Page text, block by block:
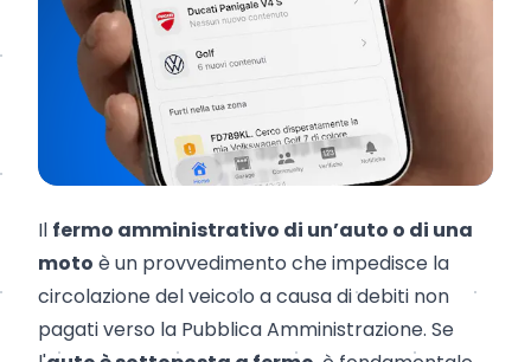
Il fermo amministrativo di un’auto o di una
moto è un provvedimento che impedisce la
circolazione del veicolo a causa di debiti non
pagati verso la Pubblica Amministrazione. Se